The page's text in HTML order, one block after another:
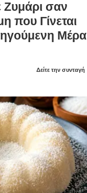
Ζυμάρι σαν
που Γίνεται
Μέρα
Δείτε την συνταγή